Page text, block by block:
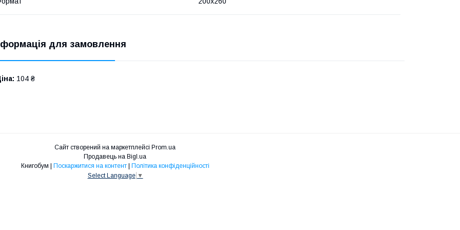
для замовлення
104 ₴
Сайт створений на маркетплейсі Prom.ua
Продавець на Bigl.ua
Поскаржитися на контент
Політика конфіденційності
Select Language ▼